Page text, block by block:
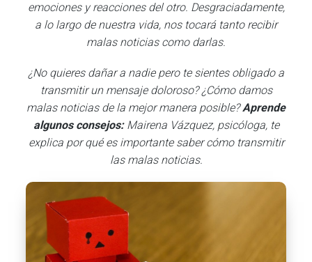
emociones y reacciones del otro. Desgraciadamente,
a lo largo de nuestra vida, nos tocará tanto recibir
malas noticias como darlas.
¿No quieres dañar a nadie pero te sientes obligado a
transmitir un mensaje doloroso? ¿Cómo damos
malas noticias de la mejor manera posible?Aprende
algunos consejos: Mairena Vázquez, psicóloga, te
explica por qué es importante saber cómo transmitir
las malas noticias.